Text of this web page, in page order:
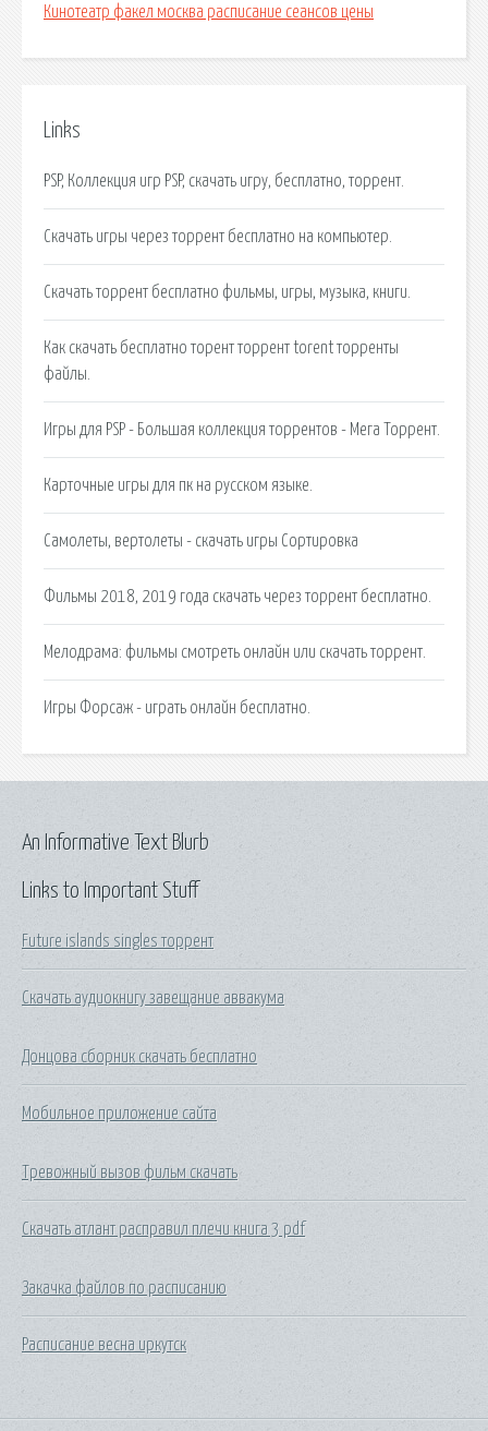
Кинотеатр факел москва расписание сеансов цены
Links
PSP, Коллекция игр PSP, скачать игру, бесплатно, торрент.
Скачать игры через торрент бесплатно на компьютер.
Cкачать торрент бесплатно фильмы, игры, музыка, книги.
Как скачать бесплатно торент торрент torent торренты
файлы.
Игры для PSP - Большая коллекция торрентов - Мега Торрент.
Карточные игры для пк на русском языке.
Самолеты, вертолеты - скачать игры Сортировка
Фильмы 2018, 2019 года скачать через торрент бесплатно.
Мелодрама: фильмы смотреть онлайн или скачать торрент.
Игры Форсаж - играть онлайн бесплатно.
Links to Important Stuff
Future islands singles торрент
Скачать аудиокнигу завещание аввакума
Донцова сборник скачать бесплатно
Мобильное приложение сайта
Тревожный вызов фильм скачать
Скачать атлант расправил плечи книга 3 pdf
Закачка файлов по расписанию
Расписание весна иркутск
An Informative Text Blurb